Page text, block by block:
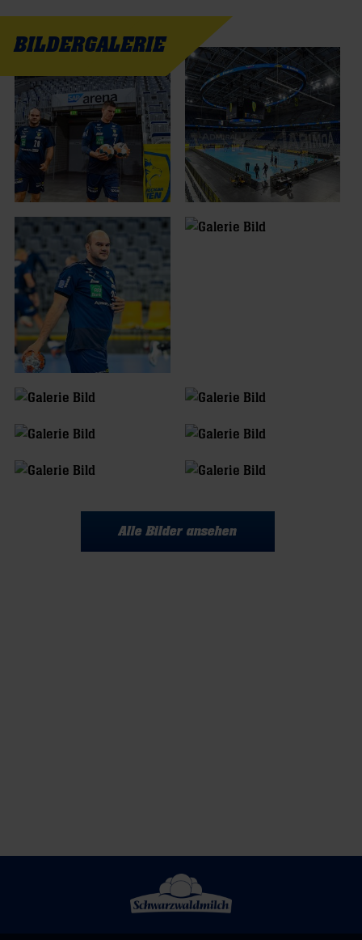
BILDERGALERIE
Alle Bilder ansehen